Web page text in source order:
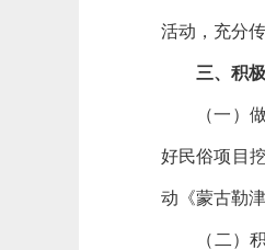
活动，充分
三、积
（一）做
好民俗项目
动《蒙古勒
（二）积